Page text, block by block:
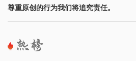
尊重原创的行为我们将追究责任。